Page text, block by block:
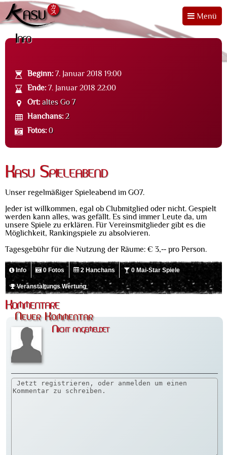
Menü
Info
Beginn: 7. Januar 2018 19:00
Ende: 7. Januar 2018 22:00
Ort: altes Go 7
Hanchans: 2
Fotos: 0
Kasu Spieleabend
Unser regelmäßiger Spieleabend im GO7.
Jeder ist willkommen, egal ob Clubmitglied oder nicht. Gespielt
werden kann alles, was gefällt. Es sind immer Leute da, um
unsere Spiele zu erklären. Für Vereinsmitglieder gibt es die
Möglichkeit, Rankingspiele zu absolvieren.
Tagesgebühr für die Nutzung der Räume: € 3,-- pro Person.
Info 0 Fotos 2 Hanchans 0 Mai-Star Spiele
Veranstaltungs Wertung
Kommentare
Neuer Kommentar
Nicht angemeldet